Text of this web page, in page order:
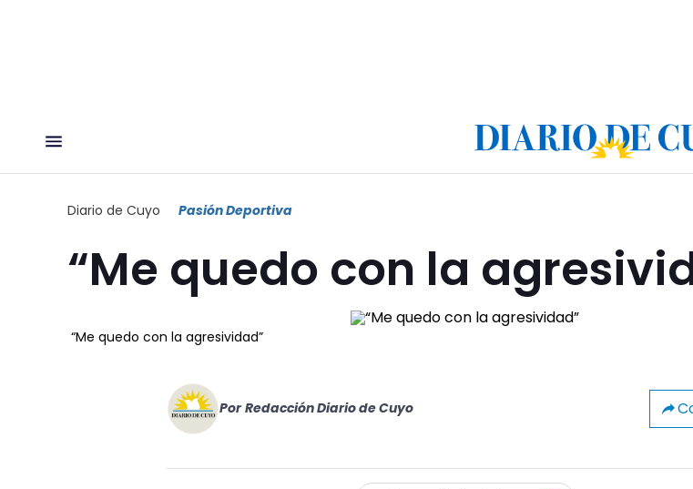
Diario de Cuyo Pasión Deportiva
“Me quedo con la
“Me quedo con la agresividad”
Por Redacción Diario de Cuyo